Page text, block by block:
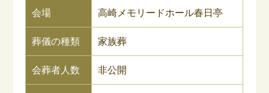
会場 高崎メモリードホール春日亭
葬儀の種類 家族葬
会葬者人数 非公開